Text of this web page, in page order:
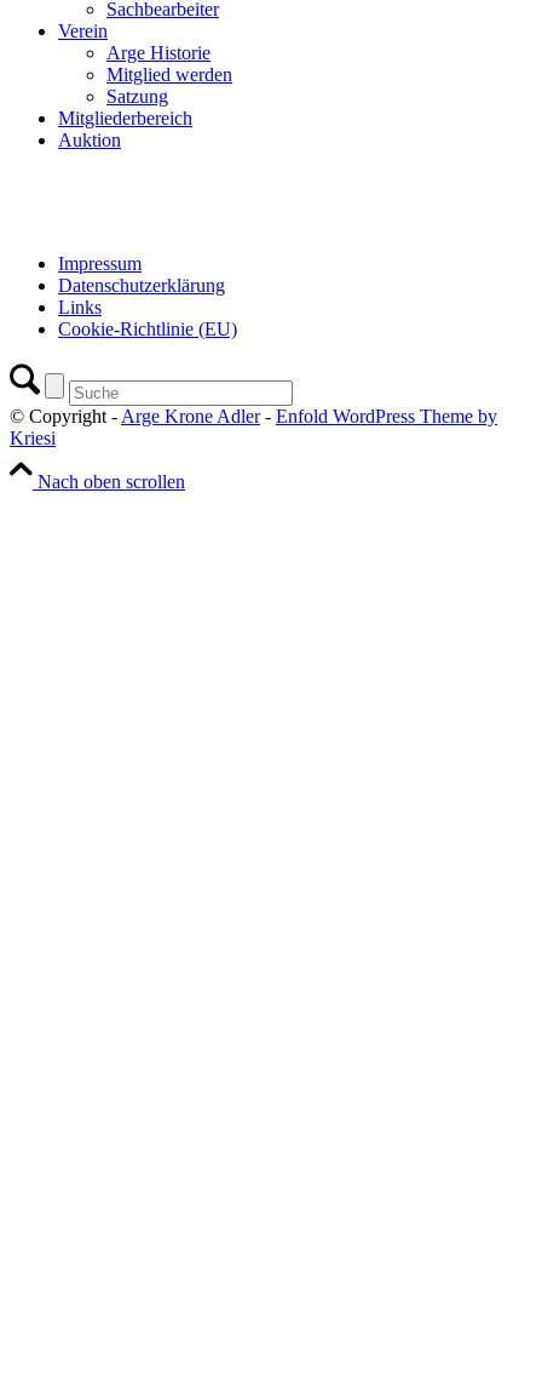
Sachbearbeiter
Verein
Arge Historie
Mitglied werden
Satzung
Mitgliederbereich
Auktion
Impressum
Datenschutzerklärung
Links
Cookie-Richtlinie (EU)
© Copyright - Arge Krone Adler- Enfold WordPress Theme by
Kriesi
Nach oben scrollen